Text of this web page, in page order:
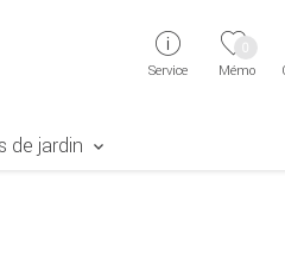
Service Mémo
0
de jardin